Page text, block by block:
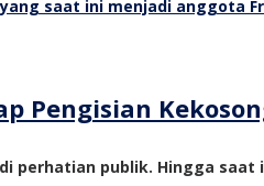
Pengisian
publik. Hingga saat